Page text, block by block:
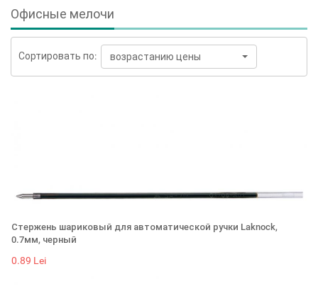
Офисные мелочи
Сортировать по: возрастанию цены
Стержень шариковый для автоматической ручки Laknock,
0.7мм, черный
0.89 Lei